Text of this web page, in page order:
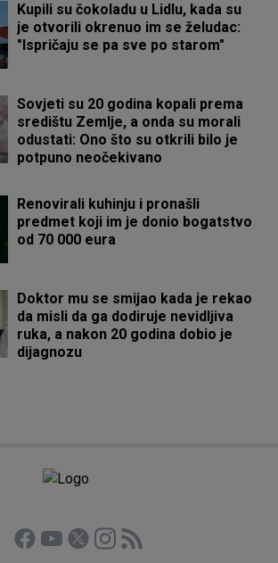
Kupili su čokoladu u Lidlu, kada su
je otvorili okrenuo im se želudac:
"Ispričaju se pa sve po starom"
Sovjeti su 20 godina kopali prema
središtu Zemlje, a onda su morali
odustati: Ono što su otkrili bilo je
potpuno neočekivano
Renovirali kuhinju i pronašli
predmet koji im je donio bogatstvo
od 70 000 eura
Doktor mu se smijao kada je rekao
da misli da ga dodiruje nevidljiva
ruka, a nakon 20 godina dobio je
dijagnozu